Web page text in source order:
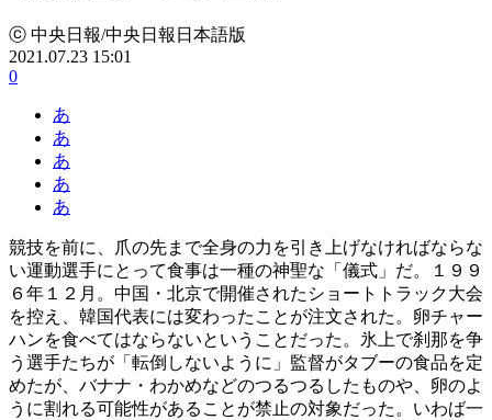
ⓒ 中央日報/中央日報日本語版
2021.07.23 15:01
0
あ
あ
あ
あ
あ
競技を前に、爪の先まで全身の力を引き上げなければならな
い運動選手にとって食事は一種の神聖な「儀式」だ。１９９
６年１２月。中国・北京で開催されたショートトラック大会
を控え、韓国代表には変わったことが注文された。卵チャー
ハンを食べてはならないということだった。氷上で刹那を争
う選手たちが「転倒しないように」監督がタブーの食品を定
めたが、バナナ・わかめなどのつるつるしたものや、卵のよ
うに割れる可能性があることが禁止の対象だった。いわば一